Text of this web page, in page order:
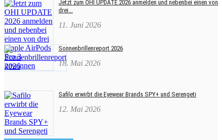
Jetzt zum OHI UPDATE 2026 anmelden und nebenbei einen von
drei...
11. Juni 2026
Sonnenbrillenreport 2026
18. Mai 2026
Safilo erwirbt die Eyewear Brands SPY+ und Serengeti
12. Mai 2026